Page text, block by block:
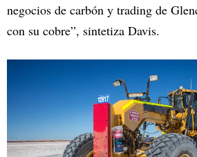
negocios de carbón y trading de
con su cobre”, sintetiza Davis.​